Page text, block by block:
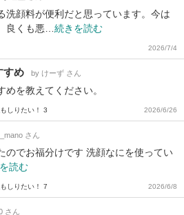
洗顔料が便利だと思っています。今は
良くも悪… 続きを読む
2026/7/4
すめ by けーず さん
を教えてください。
しりたい！ 3 2026/6/26
さん
のでお福分けです 洗顔なにを使ってい
読む
しりたい！ 7 2026/6/8
さん